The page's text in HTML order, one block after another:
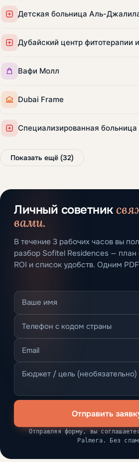
Детская больница Аль-
Дубайский центр фитотерапии
Вафи Молл
Dubai Frame
Специализированная
Показать ещё (32)
Личный советник
вами.
В течение 3 рабочих часов вы
разбор Sofitel Residences — план
ROI и список удобств. Одним
Отправить
Отправляя форму, вы
Palmera. Без